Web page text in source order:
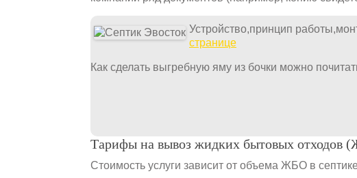
Устройство,принцип
странице
Как сделать выгребную яму из бочки можно
Тарифы на вывоз жидких бытовых отходов
Стоимость услуги зависит от объема ЖБО в